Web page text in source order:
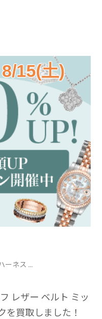
15(土)
ーネス ...
レザー ベルト ミッ
を買取しました！